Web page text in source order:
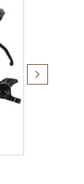
Produit